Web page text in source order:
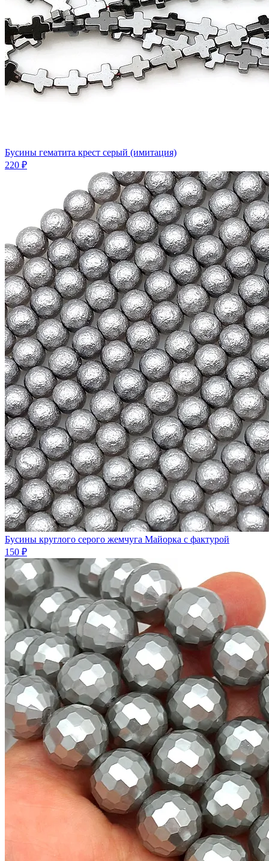
Бусины гематита крест серый (имитация)
220 ₽
Бусины круглого серого жемчуга Майорка с фактурой
150 ₽